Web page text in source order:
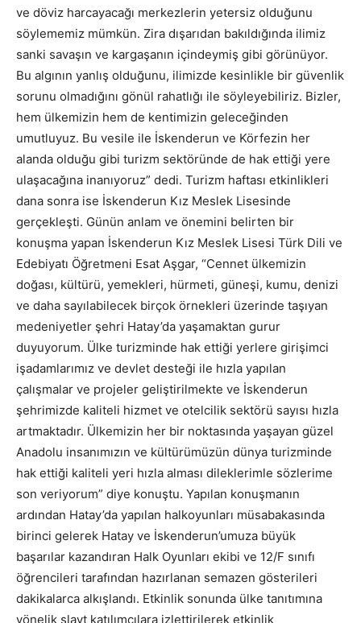
ve döviz harcayacağı merkezlerin yetersiz olduğunu
söylememiz mümkün. Zira dışarıdan bakıldığında ilimiz
sanki savaşın ve kargaşanın içindeymiş gibi görünüyor.
Bu algının yanlış olduğunu, ilimizde kesinlikle bir güvenlik
sorunu olmadığını gönül rahatlığı ile söyleyebiliriz. Bizler,
hem ülkemizin hem de kentimizin geleceğinden
umutluyuz. Bu vesile ile İskenderun ve Körfezin her
alanda olduğu gibi turizm sektöründe de hak ettiği yere
ulaşacağına inanıyoruz” dedi. Turizm haftası etkinlikleri
dana sonra ise İskenderun Kız Meslek Lisesinde
gerçekleşti. Günün anlam ve önemini belirten bir
konuşma yapan İskenderun Kız Meslek Lisesi Türk Dili ve
Edebiyatı Öğretmeni Esat Aşgar, “Cennet ülkemizin
doğası, kültürü, yemekleri, hürmeti, güneşi, kumu, denizi
ve daha sayılabilecek birçok örnekleri üzerinde taşıyan
medeniyetler şehri Hatay’da yaşamaktan gurur
duyuyorum. Ülke turizminde hak ettiği yerlere girişimci
işadamlarımız ve devlet desteği ile hızla yapılan
çalışmalar ve projeler geliştirilmekte ve İskenderun
şehrimizde kaliteli hizmet ve otelcilik sektörü sayısı hızla
artmaktadır. Ülkemizin her bir noktasında yaşayan güzel
Anadolu insanımızın ve kültürümüzün dünya turizminde
hak ettiği kaliteli yeri hızla alması dileklerimle sözlerime
son veriyorum” diye konuştu. Yapılan konuşmanın
ardından Hatay’da yapılan halkoyunları müsabakasında
birinci gelerek Hatay ve İskenderun’umuza büyük
başarılar kazandıran Halk Oyunları ekibi ve 12/F sınıfı
öğrencileri tarafından hazırlanan semazen gösterileri
dakikalarca alkışlandı. Etkinlik sonunda ülke tanıtımına
yönelik slayt katılımcılara izlettirilerek etkinlik